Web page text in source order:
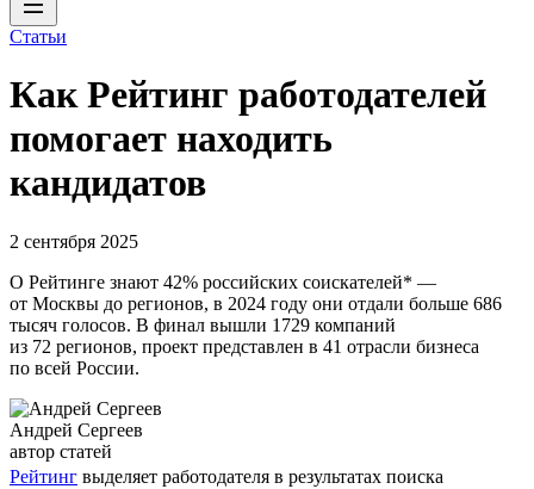
Статьи
Как Рейтинг работодателей
помогает находить
кандидатов
2 сентября 2025
О Рейтинге знают 42% российских соискателей* —
от Москвы до регионов, в 2024 году они отдали больше 686
тысяч голосов. В финал вышли 1729 компаний
из 72 регионов, проект представлен в 41 отрасли бизнеса
по всей России.
Андрей Сергеев
автор статей
Рейтинг выделяет работодателя в результатах поиска